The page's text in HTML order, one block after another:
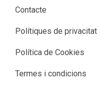
Contacte
Polítiques de privacitat
Política de Cookies
Termes i condicions